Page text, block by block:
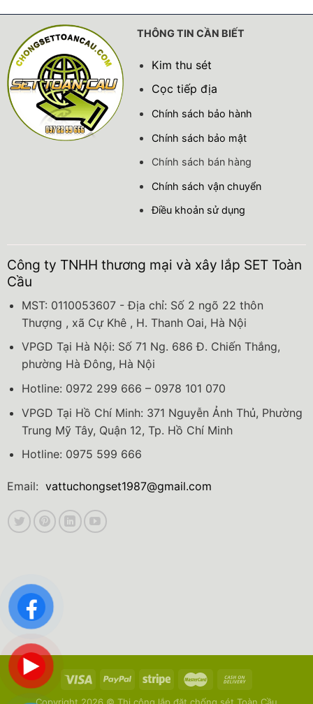
THÔNG TIN CẦN BIẾT
Kim thu sét
Cọc tiếp địa
Chính sách bảo hành
Chính sách bảo mật
Chính sách bán hàng
Chính sách vận chuyển
Điều khoản sử dụng
Công ty TNHH thương mại và xây lắp SET Toàn
Cầu
MST: 0110053607 - Địa chỉ: Số 2 ngõ 22 thôn
Thượng , xã Cự Khê , H. Thanh Oai, Hà Nội
VPGD Tại Hà Nội: Số 71 Ng. 686 Đ. Chiến Thắng,
phường Hà Đông, Hà Nội
Hotline: 0972 299 666 – 0978 101 070
VPGD Tại Hồ Chí Minh: 371 Nguyễn Ảnh Thủ, Phường
Trung Mỹ Tây, Quận 12, Tp. Hồ Chí Minh
Hotline: 0975 599 666
Email: vattuchongset1987@gmail.com